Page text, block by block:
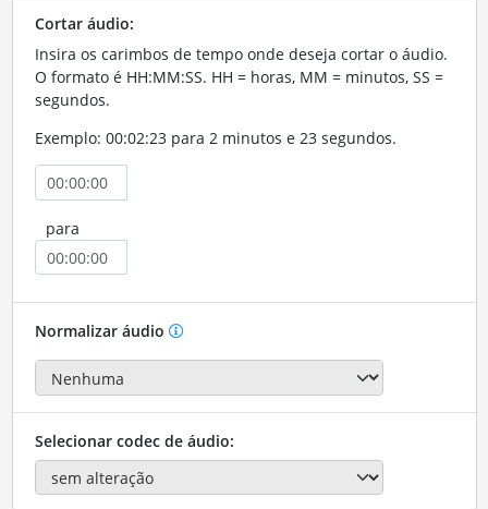
Cortar áudio:
Insira os carimbos de tempo onde deseja cortar o áudio.
O formato é HH:MM:SS. HH = horas, MM = minutos, SS =
segundos.
Exemplo: 00:02:23 para 2 minutos e 23 segundos.
para
Normalizar áudio
Selecionar codec de áudio: